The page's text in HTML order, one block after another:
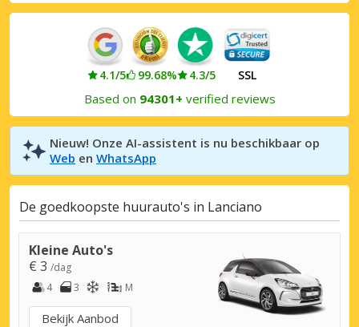
4.1/5 99.68% 4.3/5 SSL
Based on 94301+ verified reviews
Nieuw! Onze AI-assistent is nu beschikbaar op
Web en WhatsApp
De goedkoopste huurauto's in Lanciano
Kleine Auto's
€ 3 /dag
4
3 M
Bekijk Aanbod